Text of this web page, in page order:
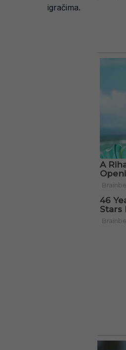
igračima.